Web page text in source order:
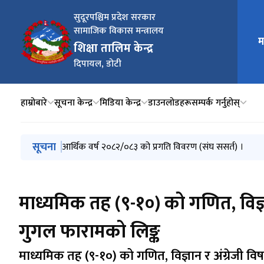
सुदूरपश्चिम प्रदेश सरकार
सामाजिक विकास मन्त्रालय
शिक्षा तालिम केन्द्र
दिपायल, डोटी
मुख्य
हाम्रोबारे सूचना केन्द्र मिडिया केन्द्र डाउनलोडहरूसम्पर्क गर्नुहोस्
मुख्य नेभिगेसनमा जानुहोस्
सूचना आर्थिक वर्ष २०८२/०८३ को प्रगति विवरण (प्रदेश सरकार) ।
आर्थिक वर्ष २०८२/०८३ को प्रगति विवरण (संघ ससर्त) ।
स्वतः प्रकाशन, २०८३
आर्थिक वर्ष २०८२/०८३ को तेस्रो त्रैमासिकसम्मको कार्यक्रमत
शिक्षा तालिम केन्द्र, दिपायल, डोटीको मिति २०८२।०४।०१
माध्यमिक तह (९-१०) को गणित,
गुगल फारामको लिङ्क
माध्यमिक तह (९-१०) को गणित, विज्ञान र अंग्रेजी